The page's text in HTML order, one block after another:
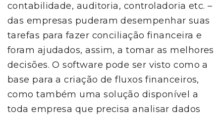
contabilidade, auditoria, controladoria etc. –
das empresas puderam desempenhar suas
tarefas para fazer conciliação financeira e
foram ajudados, assim, a tomar as melhores
decisões. O software pode ser visto como a
base para a criação de fluxos financeiros,
como também uma solução disponível a
toda empresa que precisa analisar dados